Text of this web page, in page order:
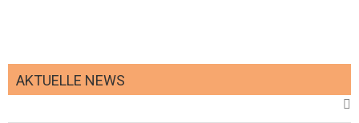
AKTUELLE NEWS